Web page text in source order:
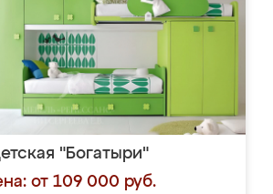
"Богатыри"
от 109 000 руб.